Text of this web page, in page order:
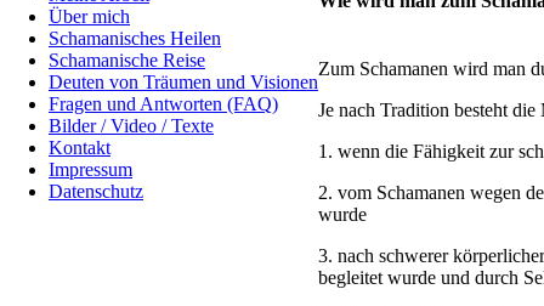
Über mich
Schamanisches Heilen
Schamanische Reise
Deuten von Träumen und Visionen
Fragen und Antworten (FAQ)
Bilder / Video / Texte
Kontakt
Impressum
Datenschutz
Zum Schamanen wird man
Je nach Tradition besteht
1. wenn die Fähigkeit zur
2. vom Schamanen wegen
wurde
3. nach schwerer
begleitet wurde und durch